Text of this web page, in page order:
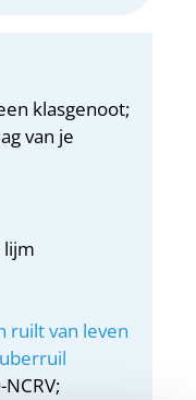
klasgenoot;
van je
lijm
ruilt van leven
NCRV;